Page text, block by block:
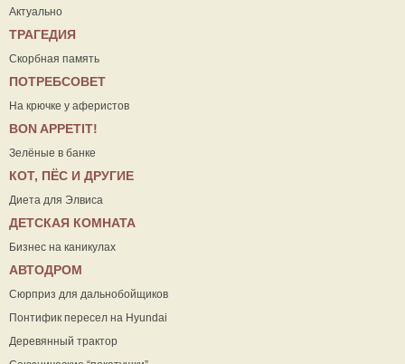
Актуально
ТРАГЕДИЯ
Скорбная память
ПОТРЕБСОВЕТ
На крючке у аферистов
ВON APPETIT!
Зелёные в банке
КОТ, ПЁС И ДРУГИЕ
Диета для Элвиса
ДЕТСКАЯ КОМНАТА
Бизнес на каникулах
АВТОДРОМ
Сюрприз для дальнобойщиков
Понтифик пересел на Hyundai
Деревянный трактор